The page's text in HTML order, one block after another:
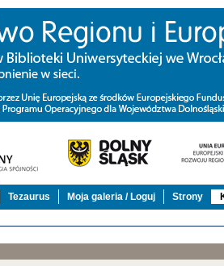
Tezaurus Moja galeria / Loguj Strony